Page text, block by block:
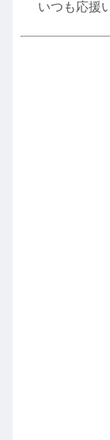
いつも応援